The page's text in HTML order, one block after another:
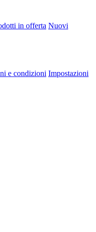
in offerta Nuovi
e condizioni Impostazioni